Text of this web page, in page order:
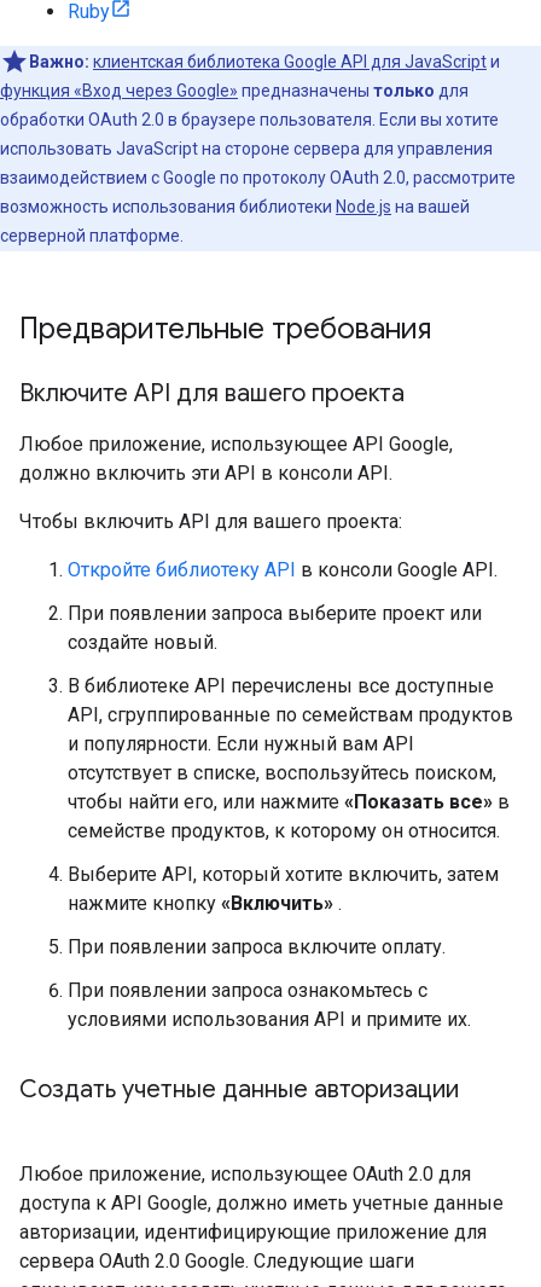
Ruby
Важно: клиентская библиотека Google API для JavaScriptи
функция «Вход через Google» предназначены только для
обработки OAuth 2.0 в браузере пользователя. Если вы хотите
использовать JavaScript на стороне сервера для управления
взаимодействием с Google по протоколу OAuth 2.0, рассмотрите
возможность использования библиотеки Node.js на вашей
серверной платформе.
Предварительные требования
Включите API для вашего проекта
Любое приложение, использующее API Google,
должно включить эти API в консоли API.
Чтобы включить API для вашего проекта:
Откройте библиотеку API в консоли Google API.
При появлении запроса выберите проект или
создайте новый.
В библиотеке API перечислены все доступные
API, сгруппированные по семействам продуктов
и популярности. Если нужный вам API
отсутствует в списке, воспользуйтесь поиском,
чтобы найти его, или нажмите «Показать все» в
семействе продуктов, к которому он относится.
Выберите API, который хотите включить, затем
нажмите кнопку «Включить» .
При появлении запроса включите оплату.
При появлении запроса ознакомьтесь с
условиями использования API и примите их.
Создать учетные данные авторизации
Любое приложение, использующее OAuth 2.0 для
доступа к API Google, должно иметь учетные данные
авторизации, идентифицирующие приложение для
сервера OAuth 2.0 Google. Следующие шаги